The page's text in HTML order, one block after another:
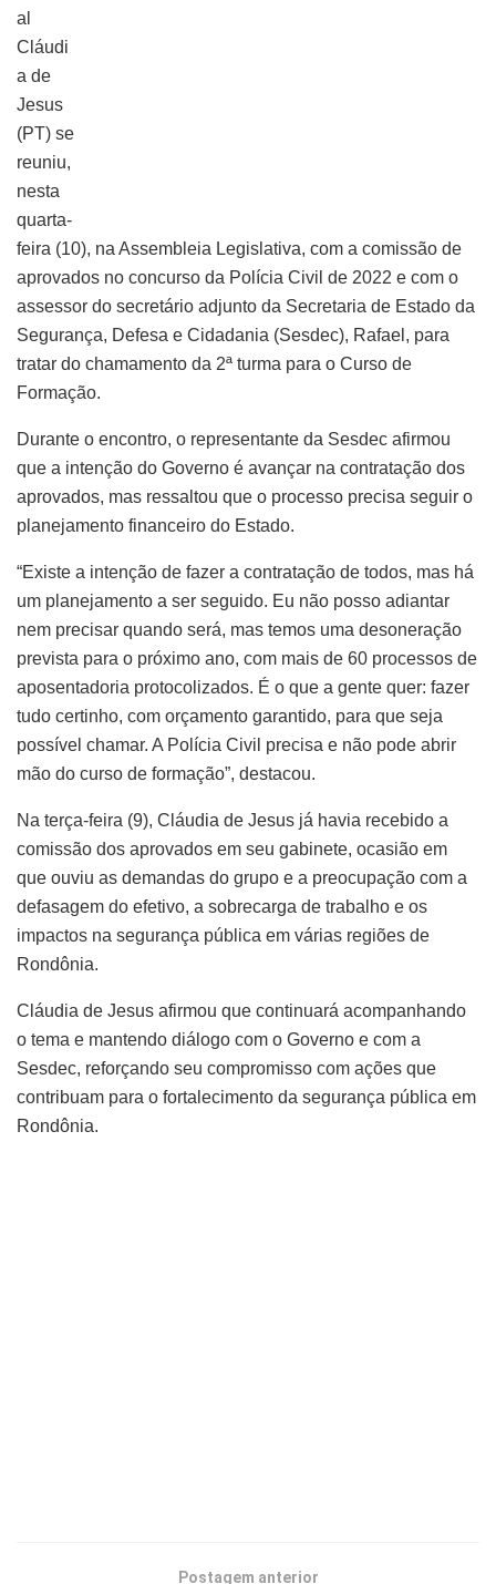
al
Cláudi
a de
Jesus
(PT) se
reuniu,
nesta
quarta-
feira (10), na Assembleia Legislativa, com a comissão de
aprovados no concurso da Polícia Civil de 2022 e com o
assessor do secretário adjunto da Secretaria de Estado da
Segurança, Defesa e Cidadania (Sesdec), Rafael, para
tratar do chamamento da 2ª turma para o Curso de
Formação.
Durante o encontro, o representante da Sesdec afirmou
que a intenção do Governo é avançar na contratação dos
aprovados, mas ressaltou que o processo precisa seguir o
planejamento financeiro do Estado.
“Existe a intenção de fazer a contratação de todos, mas há
um planejamento a ser seguido. Eu não posso adiantar
nem precisar quando será, mas temos uma desoneração
prevista para o próximo ano, com mais de 60 processos de
aposentadoria protocolizados. É o que a gente quer: fazer
tudo certinho, com orçamento garantido, para que seja
possível chamar. A Polícia Civil precisa e não pode abrir
mão do curso de formação”, destacou.
Na terça-feira (9), Cláudia de Jesus já havia recebido a
comissão dos aprovados em seu gabinete, ocasião em
que ouviu as demandas do grupo e a preocupação com a
defasagem do efetivo, a sobrecarga de trabalho e os
impactos na segurança pública em várias regiões de
Rondônia.
Cláudia de Jesus afirmou que continuará acompanhando
o tema e mantendo diálogo com o Governo e com a
Sesdec, reforçando seu compromisso com ações que
contribuam para o fortalecimento da segurança pública em
Rondônia.
Postagem anterior